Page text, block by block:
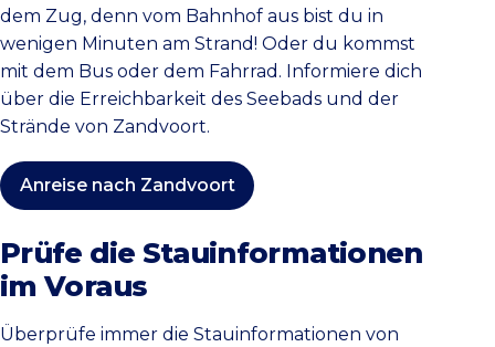
dem Zug, denn vom Bahnhof aus bist du in
wenigen Minuten am Strand! Oder du kommst
mit dem Bus oder dem Fahrrad. Informiere dich
über die Erreichbarkeit des Seebads und der
Strände von Zandvoort.
Anreise nach Zandvoort
Prüfe die Stauinformationen
im Voraus
Überprüfe immer die Stauinformationen von